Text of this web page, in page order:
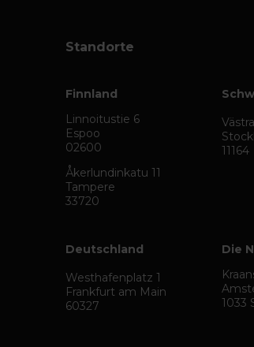
Standorte
Finnland
Linnoitustie 6
Espoo
02600
Åkerlundinkatu 11
Tampere
33720
11164
Deutschland
Westhafenplatz 1
Frankfurt am Main
60327
Die
1033